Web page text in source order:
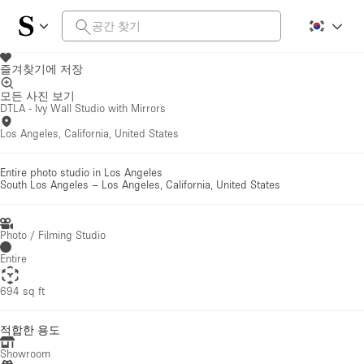
즐겨찾기에 저장
모든 사진 보기
DTLA - Ivy Wall Studio with Mirrors
Los Angeles, California, United States
Entire photo studio in Los Angeles
South Los Angeles – Los Angeles, California, United States
Photo / Filming Studio
Entire
694 sq ft
적합한 용도
Showroom